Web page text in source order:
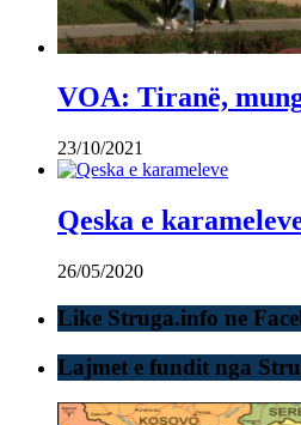
VOA: Tiranë,
23/10/2021
Qeska e
26/05/2020
Like Struga.info ne
Lajmet e fundit nga